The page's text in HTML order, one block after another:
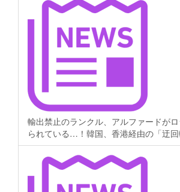
輸出禁止のランクル、アルファードが
られている…！韓国、香港経由の「迂